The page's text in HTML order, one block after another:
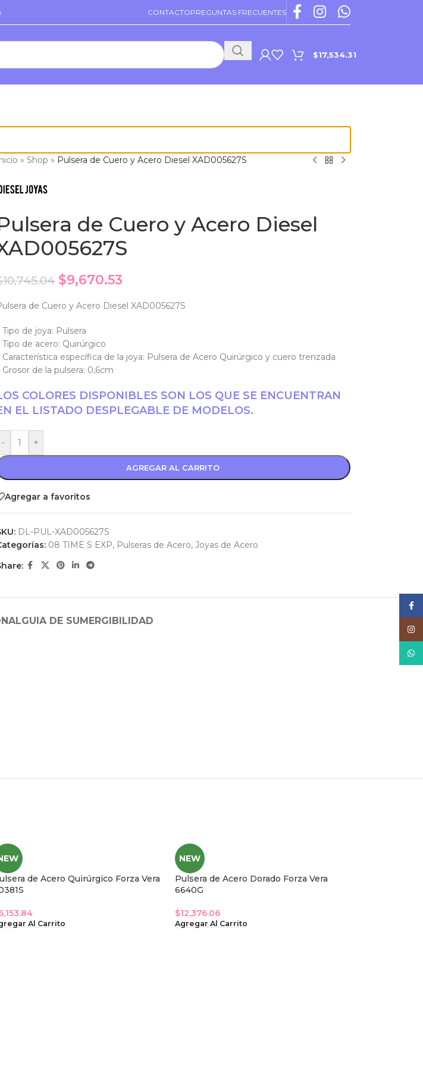
CONTACTOPREGUNTAS FRECUENTES
$17,534.31
» Shop » Pulsera de Cuero y Acero Diesel XAD005627S
de Cuero y Acero Diesel
10,745.04 $9,670.53
de Cuero y Acero Diesel XAD005627S
Tipo de joya: Pulsera
Tipo de acero: Quirúrgico
Característica específica de la joya: Pulsera de Acero Quirúrgico y cuero trenzada
Grosor de la pulsera: 0,6cm
COLORES DISPONIBLES SON LOS QUE SE ENCUENTRAN
EL LISTADO DESPLEGABLE DE MODELOS.
- +
AGREGAR AL CARRITO
Agregar a favoritos
DL-PUL-XAD005627S
08 TIME S EXP, Pulseras de Acero, Joyas de Acero
GUIA DE SUMERGIBILIDAD
de Acero Quirúrgico Forza Vera
Al Carrito
NEW
Pulsera de Acero Dorado Forza Vera
6640G
$12,376.06
Agregar Al Carrito